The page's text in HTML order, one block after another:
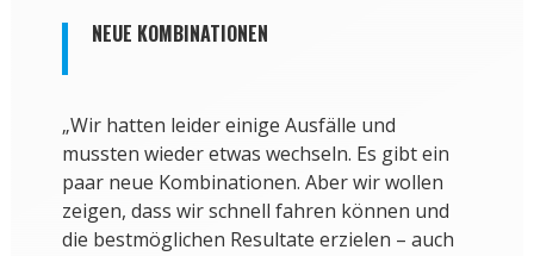
NEUE KOMBINATIONEN
„Wir hatten leider einige Ausfälle und
mussten wieder etwas wechseln. Es gibt ein
paar neue Kombinationen. Aber wir wollen
zeigen, dass wir schnell fahren können und
die bestmöglichen Resultate erzielen – auch